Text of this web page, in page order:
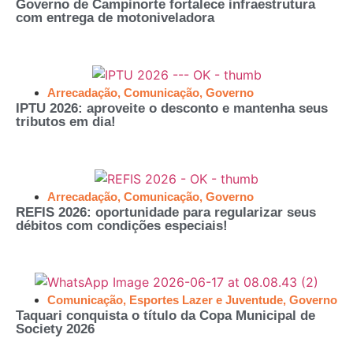
Governo de Campinorte fortalece infraestrutura
com entrega de motoniveladora
Arrecadação, Comunicação, Governo
IPTU 2026: aproveite o desconto e mantenha seus
tributos em dia!
Arrecadação, Comunicação, Governo
REFIS 2026: oportunidade para regularizar seus
débitos com condições especiais!
Comunicação, Esportes Lazer e Juventude, Governo
Taquari conquista o título da Copa Municipal de
Society 2026